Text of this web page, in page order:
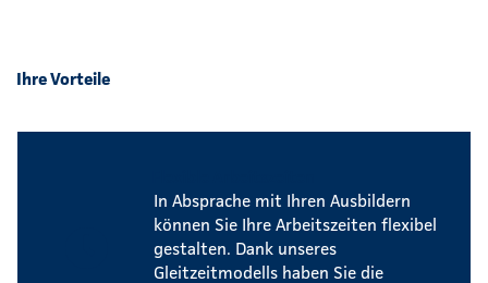
Ihre Vorteile
In Absprache mit Ihren Ausbildern
können Sie Ihre Arbeitszeiten flexibel
gestalten. Dank unseres
Gleitzeitmodells haben Sie die